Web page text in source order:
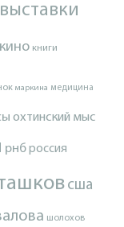
выставки
кино книги
маркина медицина
охтинский мыс
рнброссия
сша
шолохов